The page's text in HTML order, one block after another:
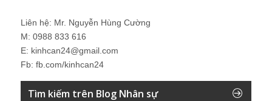
Liên hệ: Mr. Nguyễn Hùng Cường
M: 0988 833 616
E: kinhcan24@gmail.com
Fb: fb.com/kinhcan24
Tìm kiếm trên Blog Nhân sự